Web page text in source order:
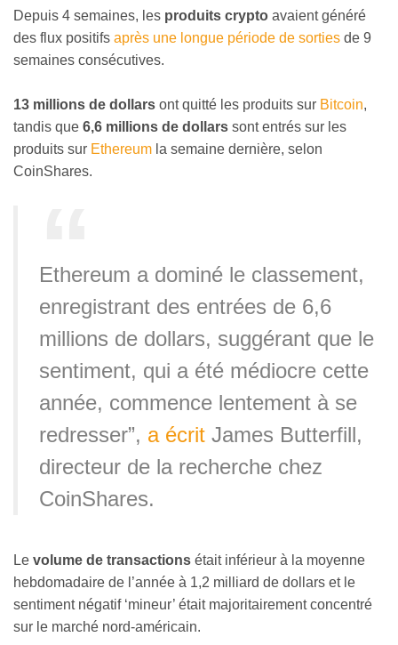
Depuis 4 semaines, les produits crypto avaient généré
des flux positifs après une longue période de sorties de 9
semaines consécutives.
13 millions de dollars ont quitté les produits sur Bitcoin,
tandis que 6,6 millions de dollars sont entrés sur les
produits sur Ethereum la semaine dernière, selon
CoinShares.
Ethereum a dominé le classement,
enregistrant des entrées de 6,6
millions de dollars, suggérant que le
sentiment, qui a été médiocre cette
année, commence lentement à se
redresser”, a écrit James Butterfill,
directeur de la recherche chez
CoinShares.
Le volume de transactions était inférieur à la moyenne
hebdomadaire de l’année à 1,2 milliard de dollars et le
sentiment négatif ‘mineur’ était majoritairement concentré
sur le marché nord-américain.